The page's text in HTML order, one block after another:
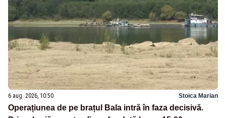
6 aug. 2026, 10:50 Stoica Marian
Operațiunea de pe brațul Bala intră în faza decisivă.